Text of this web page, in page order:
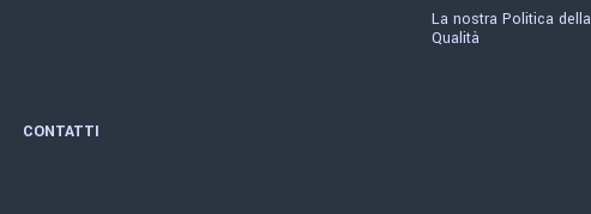
La nostra Politica della
Qualità
CONTATTI